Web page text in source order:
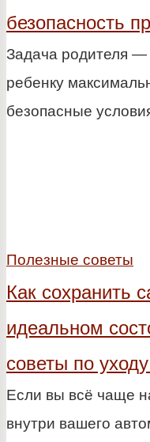
безопасность
Задача родителя —
ребенку
безопасные
Полезные советы
Как сохранить
идеальном
советы по
Если вы всё чаще
внутри вашего